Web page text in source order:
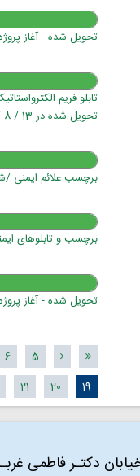
تحویل شده - آغاز پروژه : 19 / 8 / 97 تحویل شده در 23 /
تحویل شده در 13 / 8 / 97
برچسب علائم ایمنی /شبرنگ /
برچسب و تابلوهای ایمنی / تحویل
تحویل شده - آغاز پروژه : 9 / 8 / 97 تحویل شده در 12 /
5
6
19
20
21
دکتـر فاطمی غربـی ـ